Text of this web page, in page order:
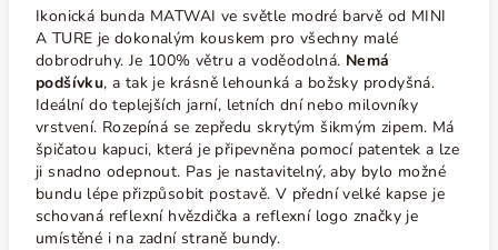
Ikonická bunda MATWAI ve světle modré barvě od MINI
A TURE je dokonalým kouskem pro všechny malé
dobrodruhy. Je 100% větru a voděodolná. Nemá
podšívku, a tak je krásně lehounká a božsky prodyšná.
Ideální do teplejších jarní, letních dní nebo milovníky
vrstvení. Rozepíná se zepředu skrytým šikmým zipem. Má
špičatou kapuci, která je připevněna pomocí patentek a lze
ji snadno odepnout. Pas je nastavitelný, aby bylo možné
bundu lépe přizpůsobit postavě. V přední velké kapse je
schovaná reflexní hvězdička a reflexní logo značky je
umístěné i na zadní straně bundy.